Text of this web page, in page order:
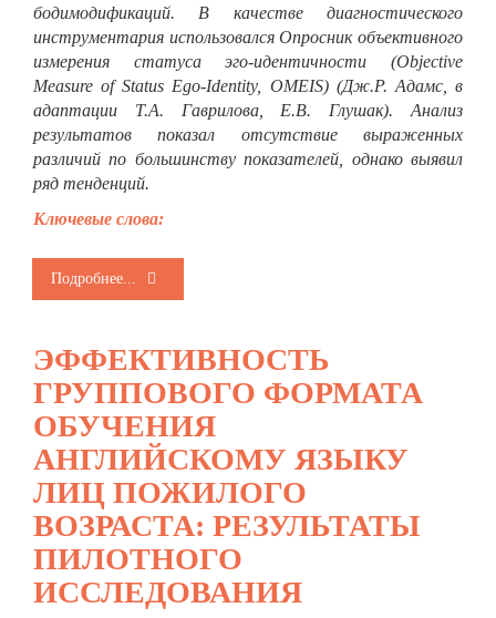
бодимодификаций. В качестве диагностического
инструментария использовался Опросник объективного
измерения статуса эго-идентичности (Objective
Measure of Status Ego-Identity, OMEIS) (Дж.Р. Адамс, в
адаптации Т.А. Гаврилова, Е.В. Глушак). Анализ
результатов показал отсутствие выраженных
различий по большинству показателей, однако выявил
ряд тенденций.
Ключевые слова:
Подробнее...
ЭФФЕКТИВНОСТЬ
ГРУППОВОГО ФОРМАТА
ОБУЧЕНИЯ
АНГЛИЙСКОМУ ЯЗЫКУ
ЛИЦ ПОЖИЛОГО
ВОЗРАСТА: РЕЗУЛЬТАТЫ
ПИЛОТНОГО
ИССЛЕДОВАНИЯ